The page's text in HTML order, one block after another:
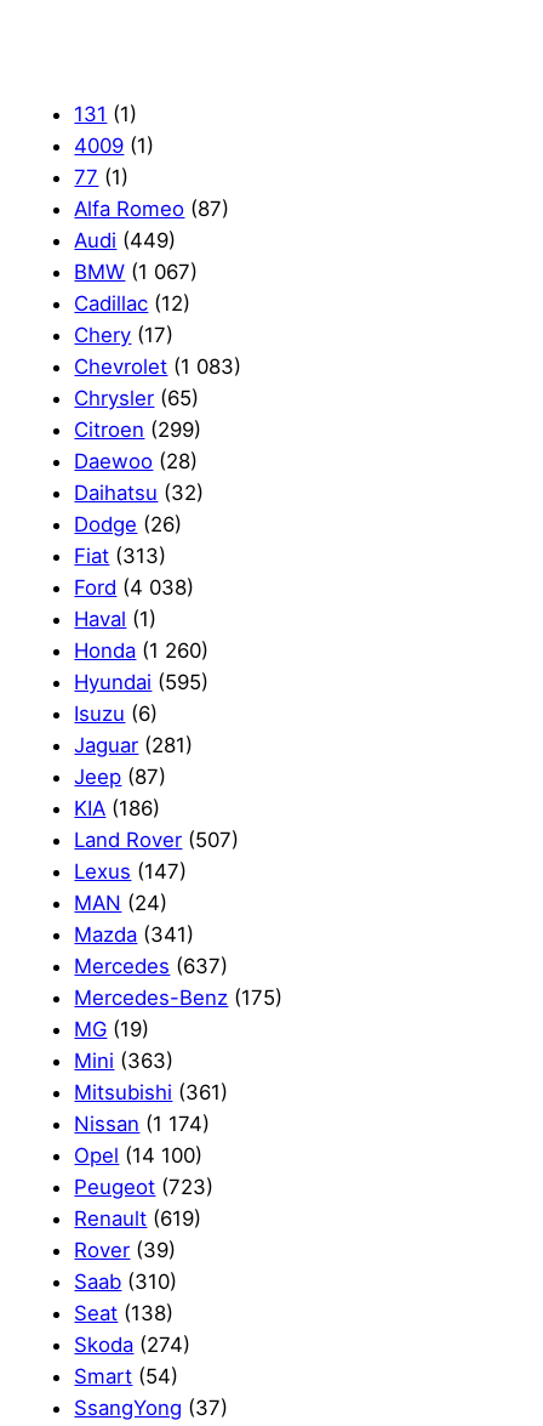
131 (1)
4009 (1)
77 (1)
Alfa Romeo (87)
Audi (449)
BMW (1 067)
Cadillac (12)
Chery (17)
Chevrolet (1 083)
Chrysler (65)
Citroen (299)
Daewoo (28)
Daihatsu (32)
Dodge (26)
Fiat (313)
Ford (4 038)
Haval (1)
Honda (1 260)
Hyundai (595)
Isuzu (6)
Jaguar (281)
Jeep (87)
KIA (186)
Land Rover (507)
Lexus (147)
MAN (24)
Mazda (341)
Mercedes (637)
Mercedes-Benz (175)
MG (19)
Mini (363)
Mitsubishi (361)
Nissan (1 174)
Opel (14 100)
Peugeot (723)
Renault (619)
Rover (39)
Saab (310)
Seat (138)
Skoda (274)
Smart (54)
SsangYong (37)